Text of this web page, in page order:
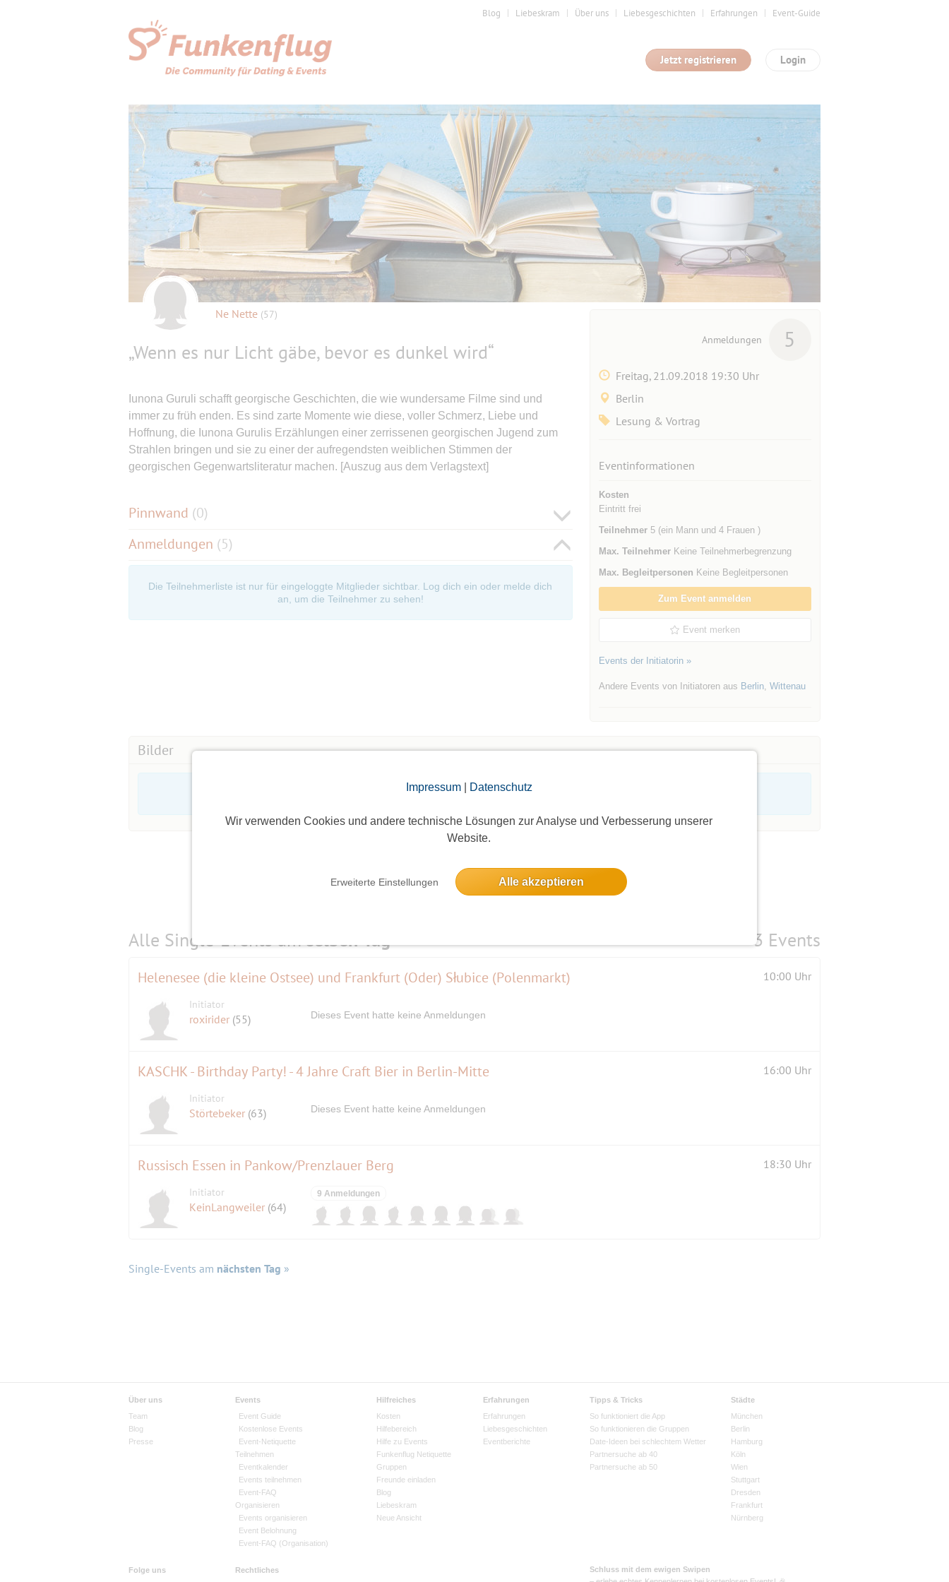
Impressum| Datenschutz
Wir verwenden Cookies und andere technische Lösungen zur Analyse und Verbesserung unserer
Website.
Erweiterte Einstellungen Alle akzeptieren
Blog Liebeskram Über uns Liebesgeschichten Erfahrungen Event-Guide
Login
Jetzt registrieren
Ne Nette (57)
„Wenn es nur Licht gäbe, bevor es dunkel wird“
Iunona Guruli schafft georgische Geschichten, die wie wundersame Filme sind und
immer zu früh enden. Es sind zarte Momente wie diese, voller Schmerz, Liebe und
Hoffnung, die Iunona Gurulis Erzählungen einer zerrissenen georgischen Jugend zum
Strahlen bringen und sie zu einer der aufregendsten weiblichen Stimmen der
georgischen Gegenwartsliteratur machen. [Auszug aus dem Verlagstext]
Pinnwand (0)
Anmeldungen (5)
Die Teilnehmerliste ist nur für eingeloggte Mitglieder sichtbar. Log dich ein oder melde dich
an, um die Teilnehmer zu sehen!
Anmeldungen 5
Freitag, 21.09.2018 19:30 Uhr
Berlin
Lesung & Vortrag
Eventinformationen
Kosten
Eintritt frei
Teilnehmer5 (ein Mann und 4 Frauen )
Max. TeilnehmerKeine Teilnehmerbegrenzung
Max. Begleitpersonen Keine Begleitpersonen
Zum Event anmelden
Event merken
Events der Initiatorin »
Andere Events von Initiatoren aus Berlin, Wittenau
Bilder
Die Bildergalerien sind nur für eingeloggte Mitglieder sichtbar.
Alle Single-Events amselben Tag 3 Events
Helenesee (die kleine Ostsee) und Frankfurt (Oder) Słubice (Polenmarkt) 10:00 Uhr
Initiator
roxirider (55) Dieses Event hatte keine Anmeldungen
KASCHK - Birthday Party! - 4 Jahre Craft Bier in Berlin-Mitte 16:00 Uhr
Initiator
Störtebeker (63) Dieses Event hatte keine Anmeldungen
Russisch Essen in Pankow/Prenzlauer Berg 18:30 Uhr
Initiator
KeinLangweiler (64)
9 Anmeldungen
Single-Events am nächsten Tag »
Über uns
Team
Blog
Presse
Events
Event Guide
Kostenlose Events
Event-Netiquette
Teilnehmen
Eventkalender
Events teilnehmen
Event-FAQ
Organisieren
Events organisieren
Event Belohnung
Event-FAQ (Organisation)
Hilfreiches
Kosten
Hilfebereich
Hilfe zu Events
Funkenflug Netiquette
Gruppen
Freunde einladen
Blog
Liebeskram
Neue Ansicht
Erfahrungen
Erfahrungen
Liebesgeschichten
Eventberichte
Tipps & Tricks
So funktioniert die App
So funktionieren die Gruppen
Date-Ideen bei schlechtem Wetter
Partnersuche ab 40
Partnersuche ab 50
Städte
München
Berlin
Hamburg
Köln
Wien
Stuttgart
Dresden
Frankfurt
Nürnberg
Folge uns
Rechtliches
Schluss mit dem ewigen Swipen